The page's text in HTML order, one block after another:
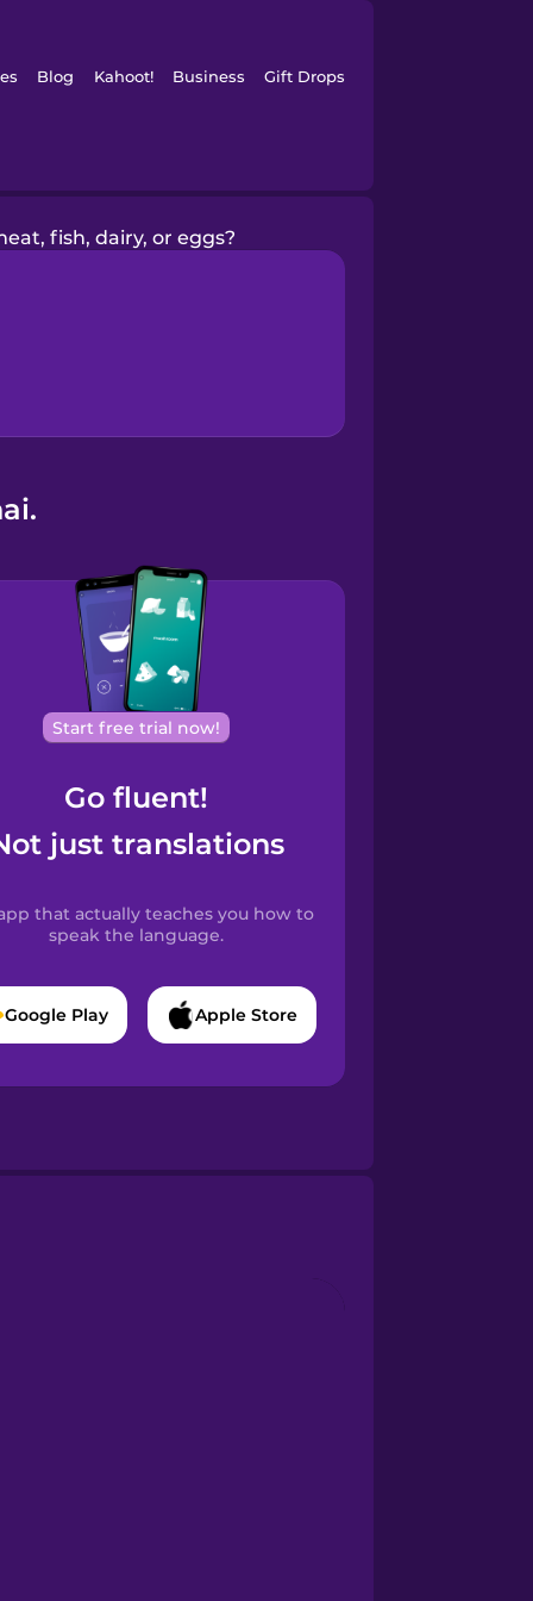
Blog Kahoot! Business Gift Drops
fish, dairy, or eggs?
Start free trial now!
Go fluent!
just translations
that actually teaches you how to
speak the language.
Google Play Apple Store